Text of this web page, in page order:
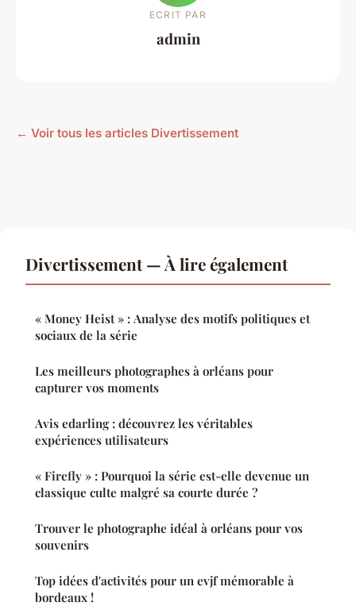
ECRIT PAR
admin
← Voir tous les articles Divertissement
Divertissement — À lire également
« Money Heist » : Analyse des motifs politiques et
sociaux de la série
Les meilleurs photographes à orléans pour
capturer vos moments
Avis edarling : découvrez les véritables
expériences utilisateurs
« Firefly » : Pourquoi la série est-elle devenue un
classique culte malgré sa courte durée ?
Trouver le photographe idéal à orléans pour vos
souvenirs
Top idées d'activités pour un evjf mémorable à
bordeaux !